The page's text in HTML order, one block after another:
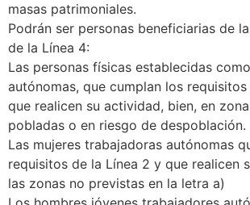
masas patrimoniales.
Podrán ser personas beneficiarias de
de la Línea 4:
Las personas físicas establecidas
autónomas, que cumplan los
que realicen su actividad, bien, en
pobladas o en riesgo de despoblación.
Las mujeres trabajadoras autónomas
requisitos de la Línea 2 y que realicen
las zonas no previstas en la letra a)